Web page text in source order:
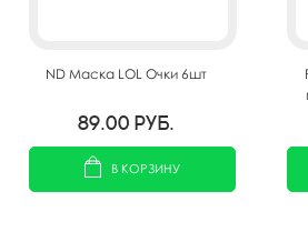
ND Маска LOL Очки 6шт
89.00 руб.
В КОРЗИНУ